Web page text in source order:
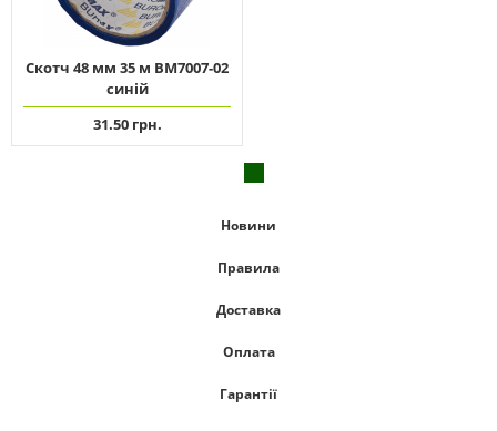
Скотч 48 мм 35 м ВМ7007-02
синій
31.50 грн.
Новини
Правила
Доставка
Оплата
Гарантії